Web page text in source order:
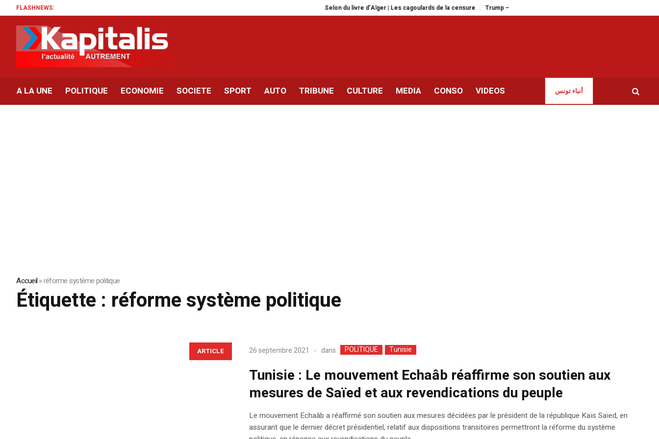
FLASHNEWS: Selon du livre d’Alger | Les cagoulards de la censure Trump – Mamdani | Deux visions de l’Amérique se font face !
A LA UNE POLITIQUE ECONOMIE SOCIETE SPORT AUTO TRIBUNE CULTURE MEDIA CONSO VIDEOS أنباء تونس
Accueil»réforme système politique
Étiquette : réforme système politique
ARTICLE 26 septembre 2021 dans POLITIQUE Tunisie
Tunisie : Le mouvement Echaâb réaffirme son soutien aux
mesures de Saïed et aux revendications du peuple
Le mouvement Echaâb a réaffirmé son soutien aux mesures décidées par le président de la république Kaïs Saïed, en
assurant que le dernier décret présidentiel, relatif aux dispositions transitoires permettront la réforme du système